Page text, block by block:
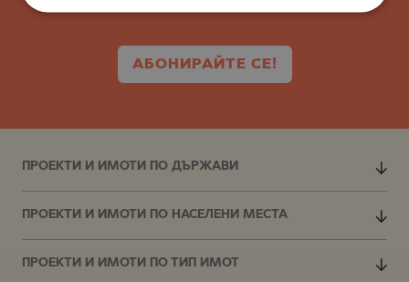
АБОНИРАЙТЕ СЕ!
ПРОЕКТИ И ИМОТИ ПО ДЪРЖАВИ
ПРОЕКТИ И ИМОТИ ПО НАСЕЛЕНИ МЕСТА
ПРОЕКТИ И ИМОТИ ПО ТИП ИМОТ